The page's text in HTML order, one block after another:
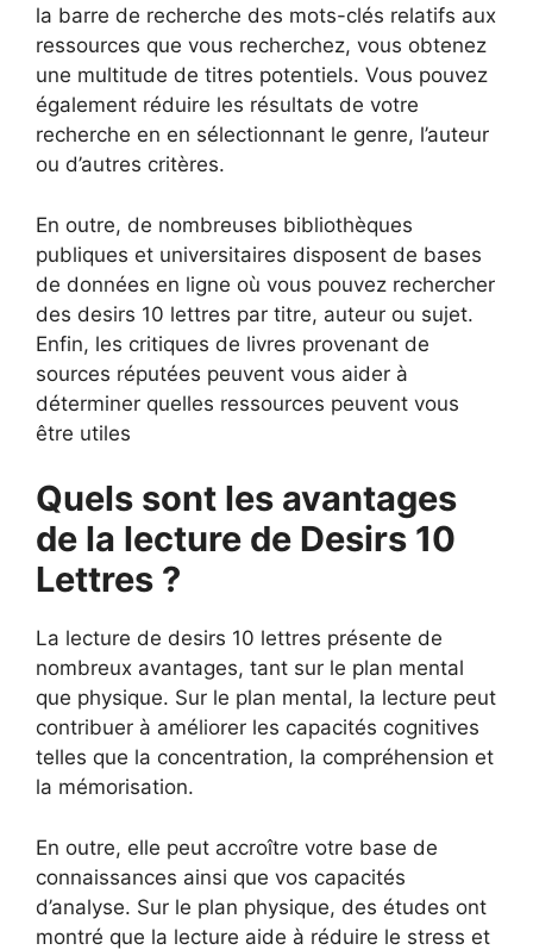
la barre de recherche des mots-clés relatifs aux
ressources que vous recherchez, vous obtenez
une multitude de titres potentiels. Vous pouvez
également réduire les résultats de votre
recherche en en sélectionnant le genre, l’auteur
ou d’autres critères.
En outre, de nombreuses bibliothèques
publiques et universitaires disposent de bases
de données en ligne où vous pouvez rechercher
des desirs 10 lettres par titre, auteur ou sujet.
Enfin, les critiques de livres provenant de
sources réputées peuvent vous aider à
déterminer quelles ressources peuvent vous
être utiles
Quels sont les avantages
de la lecture de Desirs 10
Lettres ?
La lecture de desirs 10 lettres présente de
nombreux avantages, tant sur le plan mental
que physique. Sur le plan mental, la lecture peut
contribuer à améliorer les capacités cognitives
telles que la concentration, la compréhension et
la mémorisation.
En outre, elle peut accroître votre base de
connaissances ainsi que vos capacités
d’analyse. Sur le plan physique, des études ont
montré que la lecture aide à réduire le stress et